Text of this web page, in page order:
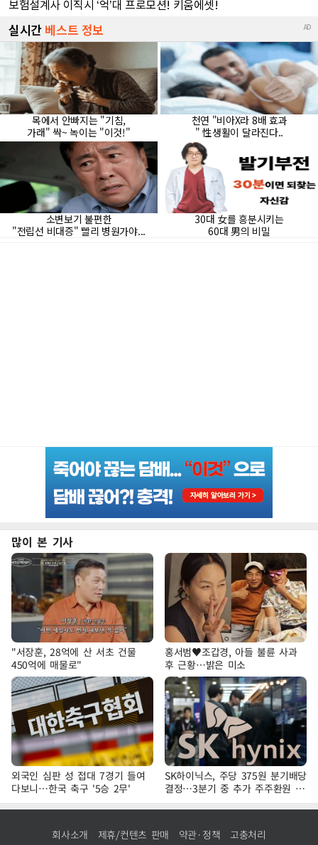
많이 본 기사
"서장훈, 28억에 산 서초 건물
450억에 매물로"
홍서범♥조갑경, 아들 불륜 사과
후 근황…밝은 미소
외국인 심판 성 접대 7경기 들여
다보니…한국 축구 '5승 2무'
SK하이닉스, 주당 375원 분기배당
결정…3분기 중 추가 주주환원 발
표
회사소개 제휴/컨텐츠 판매 약관·정책 고충처리